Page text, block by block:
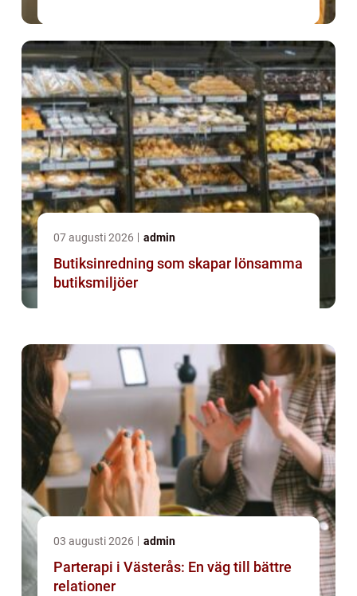
07 augusti 2026 admin
Butiksinredning som skapar lönsamma
butiksmiljöer
03 augusti 2026 admin
Parterapi i Västerås: En väg till bättre
relationer